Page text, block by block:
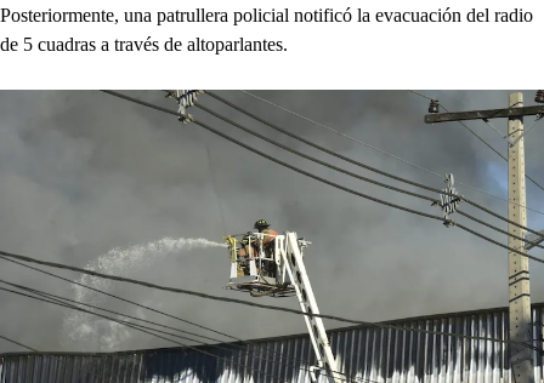
Posteriormente, una patrullera policial notificó la evacuación del radio
de 5 cuadras a través de altoparlantes.